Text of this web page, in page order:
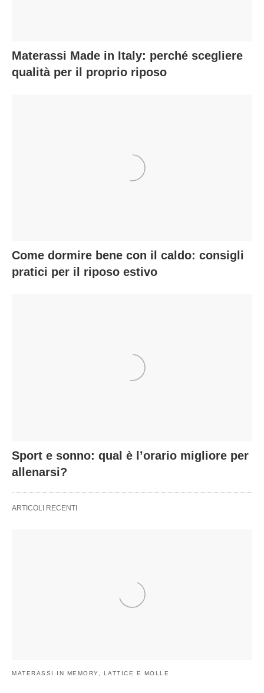
Materassi Made in Italy: perché scegliere
qualità per il proprio riposo
Come dormire bene con il caldo: consigli
pratici per il riposo estivo
Sport e sonno: qual è l’orario migliore per
allenarsi?
ARTICOLI RECENTI
MATERASSI IN MEMORY, LATTICE E MOLLE